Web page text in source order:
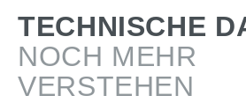
TECHNISCHE
NOCH MEHR
VERSTEHEN